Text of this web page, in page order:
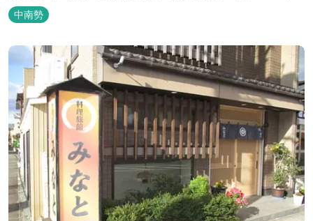
ンと喫茶があります。伊勢神宮参拝や、伊勢志摩、東紀州への観光
の拠点にご利用ください。
中南勢